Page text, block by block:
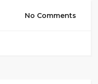
No Comments